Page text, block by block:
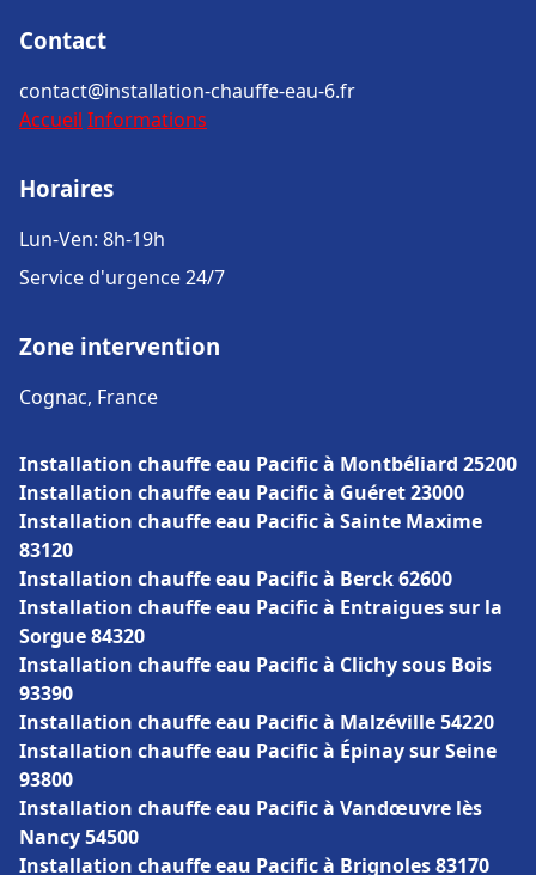
Contact
contact@installation-chauffe-eau-6.fr
Accueil Informations
Horaires
Lun-Ven: 8h-19h
Service d'urgence 24/7
Zone intervention
Cognac, France
Installation chauffe eau Pacific à Montbéliard 25200
Installation chauffe eau Pacific à Guéret 23000
Installation chauffe eau Pacific à Sainte Maxime
83120
Installation chauffe eau Pacific à Berck 62600
Installation chauffe eau Pacific à Entraigues sur la
Sorgue 84320
Installation chauffe eau Pacific à Clichy sous Bois
93390
Installation chauffe eau Pacific à Malzéville 54220
Installation chauffe eau Pacific à Épinay sur Seine
93800
Installation chauffe eau Pacific à Vandœuvre lès
Nancy 54500
Installation chauffe eau Pacific à Brignoles 83170